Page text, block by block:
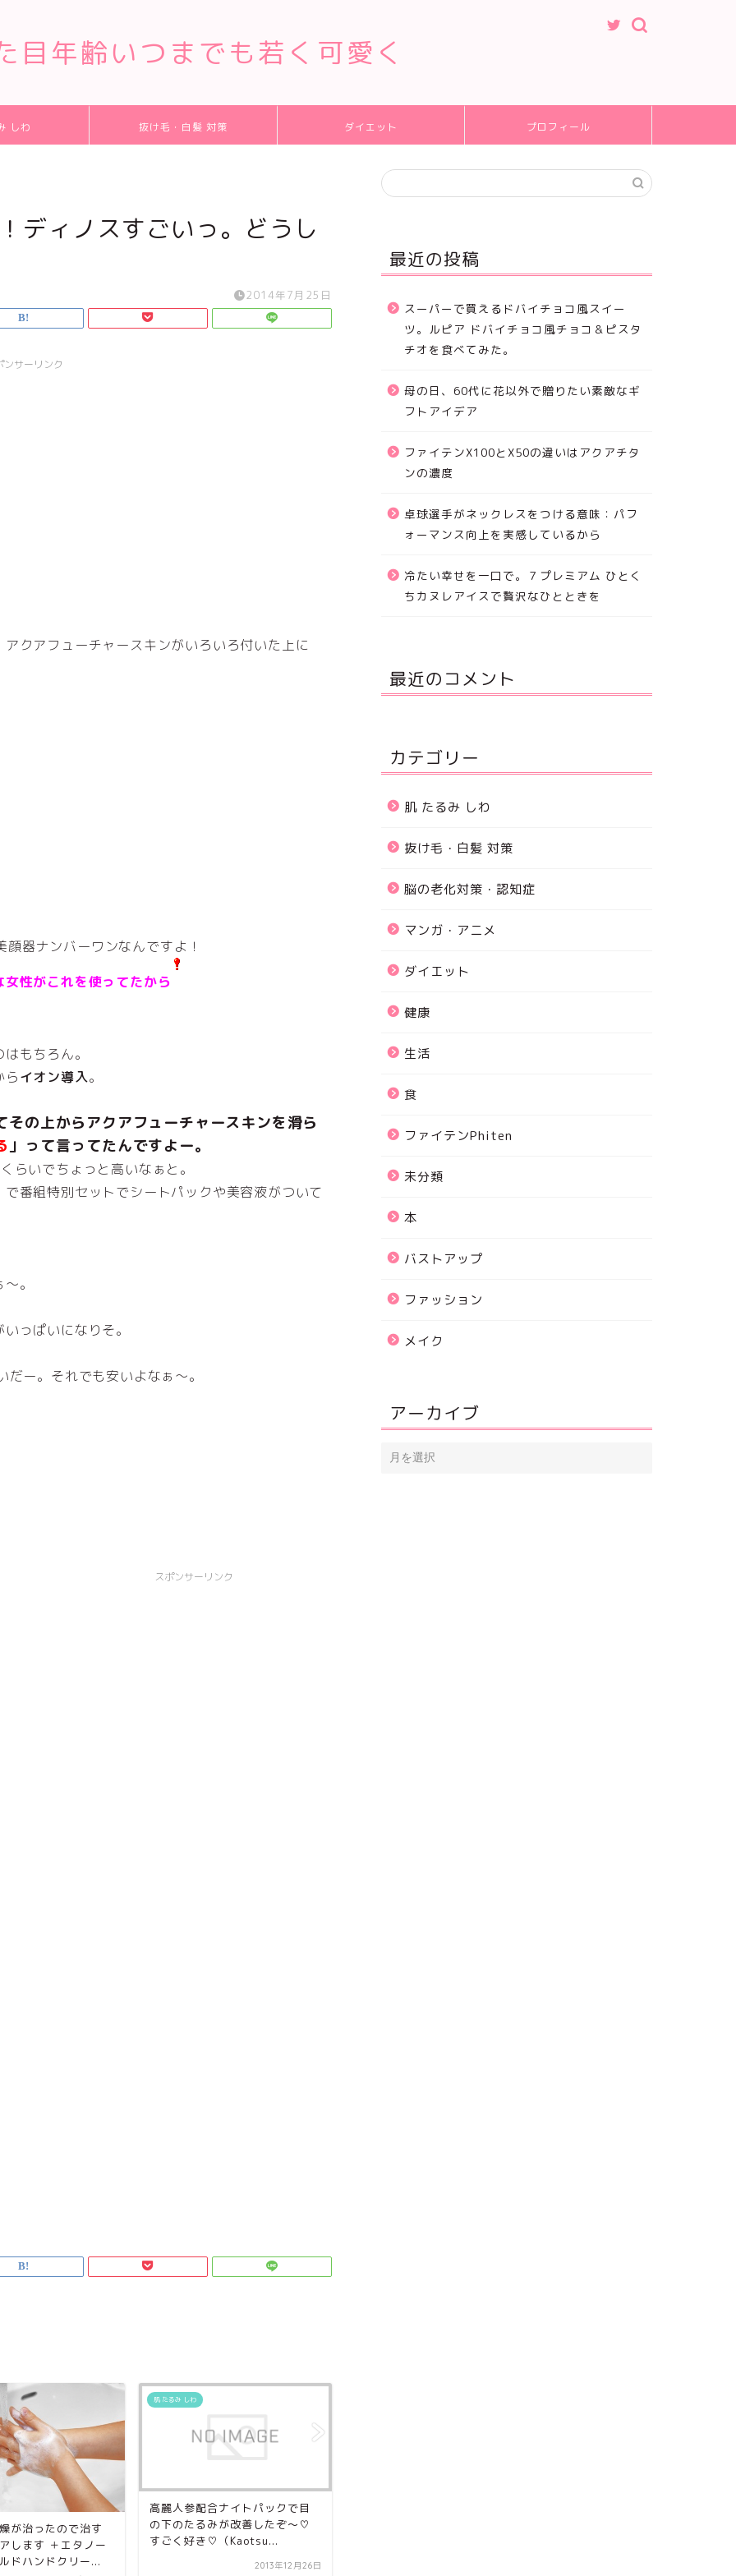
目年齢いつまでも若く可愛く
しわ 抜け毛・白髪 対策 ダイエット プロフィール
ディノスすごいっ。どうし
2014年7月25日
ンサーリンク
クアフューチャースキンがいろいろ付いた上に
器ナンバーワンなんですよ！
性がこれを使ってたから
もちろん。
らイオン導入。
の上からアクアフューチャースキンを滑ら
」って言ってたんですよー。
らいでちょっと高いなぁと。
番組特別セットでシートパックや美容液がついて
。
っぱいになりそ。
ー。それでも安いよなぁ～。
スポンサーリンク
が治ったので治す
します ＋エタノー
ドハンドクリー...
肌 たるみ しわ
高麗人参配合ナイトパックで目
の下のたるみが改善したぞ～♡
すごく好き♡（Kaotsu...
2013年12月26日
最近の投稿
スーパーで買えるドバイチョコ風スイー
ツ。ルピア ドバイチョコ風チョコ＆ピスタ
チオを食べてみた。
母の日、60代に花以外で贈りたい素敵なギ
フトアイデア
ファイテンX100とX50の違いはアクアチタ
ンの濃度
卓球選手がネックレスをつける意味：パフ
ォーマンス向上を実感しているから
冷たい幸せを一口で。７プレミアム ひとく
ちカヌレアイスで贅沢なひとときを
最近のコメント
カテゴリー
肌 たるみ しわ
抜け毛・白髪 対策
脳の老化対策・認知症
マンガ・アニメ
ダイエット
健康
生活
食
ファイテンPhiten
未分類
本
バストアップ
ファッション
メイク
アーカイブ